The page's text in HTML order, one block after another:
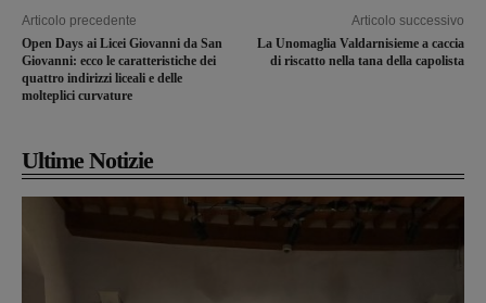
Articolo precedente
Open Days ai Licei Giovanni da San
Giovanni: ecco le caratteristiche dei
quattro indirizzi liceali e delle
molteplici curvature
Articolo successivo
La Unomaglia Valdarnisieme a caccia
di riscatto nella tana della capolista
Ultime Notizie